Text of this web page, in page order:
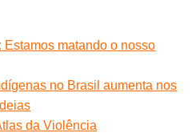
matando o nosso
no Brasil aumenta nos
da Violência